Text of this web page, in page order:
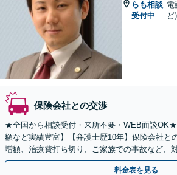
らも相談
受付中
電
ど
保険会社との交渉
★全国から相談受付・来所不要・WEB面談
額など実績豊富】【弁護士歴10年】保険会社と
増額、治療費打ち切り、ご家族での事故など、
めにご相談ください【初回相談・着手金無料】
料金表を見る